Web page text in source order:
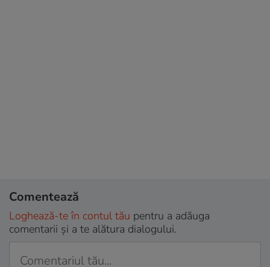
Comentează
Loghează-te în contul tău pentru a adăuga
comentarii și a te alătura dialogului.